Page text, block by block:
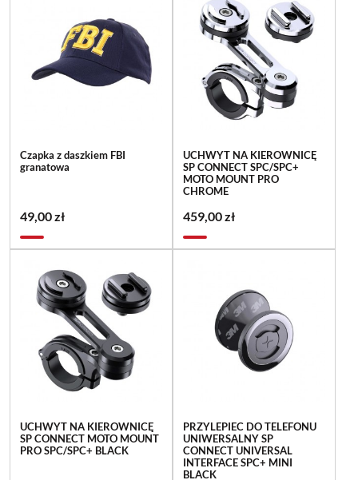
Czapka z daszkiem FBI
granatowa
49,00 zł
UCHWYT NA KIEROWNICĘ
SP CONNECT SPC/SPC+
MOTO MOUNT PRO
CHROME
459,00 zł
UCHWYT NA KIEROWNICĘ
SP CONNECT MOTO MOUNT
PRO SPC/SPC+ BLACK
PRZYLEPIEC DO TELEFONU
UNIWERSALNY SP
CONNECT UNIVERSAL
INTERFACE SPC+ MINI
BLACK